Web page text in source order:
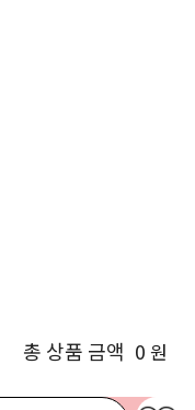
총 상품 금액 0 원